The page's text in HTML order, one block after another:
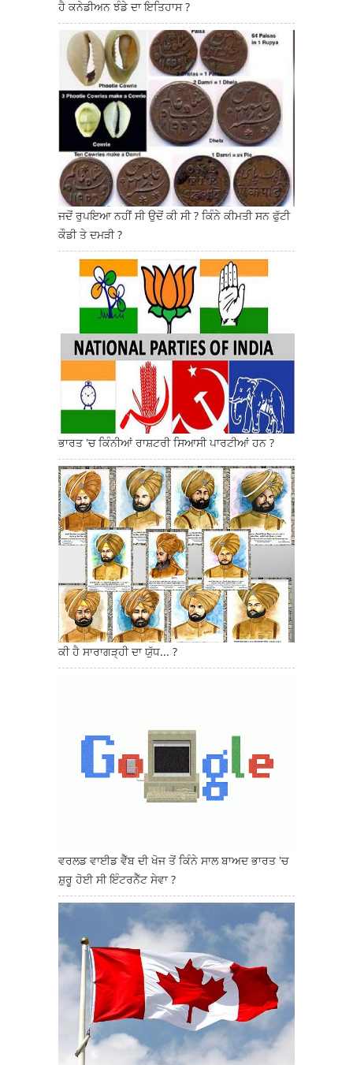
ਹੈ ਕਨੇਡੀਅਨ ਝੰਡੇ ਦਾ ਇਤਿਹਾਸ ?
ਜਦੋਂ ਰੁਪਇਆ ਨਹੀਂ ਸੀ ਉਦੋਂ ਕੀ ਸੀ ? ਕਿੰਨੇ ਕੀਮਤੀ ਸਨ ਫੁੱਟੀ
ਕੌਡੀ ਤੇ ਦਮੜੀ ?
ਭਾਰਤ 'ਚ ਕਿੰਨੀਆਂ ਰਾਸ਼ਟਰੀ ਸਿਆਸੀ ਪਾਰਟੀਆਂ ਹਨ ?
ਕੀ ਹੈ ਸਾਰਾਗੜ੍ਹੀ ਦਾ ਯੁੱਧ... ?
ਵਰਲਡ ਵਾਈਡ ਵੈੱਬ ਦੀ ਖੋਜ ਤੋਂ ਕਿੰਨੇ ਸਾਲ ਬਾਅਦ ਭਾਰਤ 'ਚ
ਸ਼ੁਰੂ ਹੋਈ ਸੀ ਇੰਟਰਨੈੱਟ ਸੇਵਾ ?